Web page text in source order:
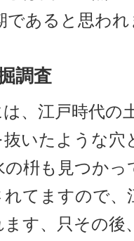
であると思わ
調査
、江戸時代の
いたような穴
枡も見つかっ
てますので、
す、只その後